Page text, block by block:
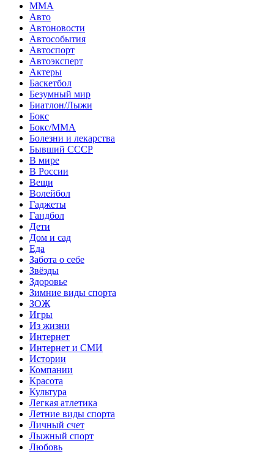
MMA
Авто
Автоновости
Автособытия
Автоспорт
Автоэксперт
Актеры
Баскетбол
Безумный мир
Биатлон/Лыжи
Бокс
Бокс/MMA
Болезни и лекарства
Бывший СССР
В мире
В России
Вещи
Волейбол
Гаджеты
Гандбол
Дети
Дом и сад
Еда
Забота о себе
Звёзды
Здоровье
Зимние виды спорта
ЗОЖ
Игры
Из жизни
Интернет
Интернет и СМИ
Истории
Компании
Красота
Культура
Легкая атлетика
Летние виды спорта
Личный счет
Лыжный спорт
Любовь